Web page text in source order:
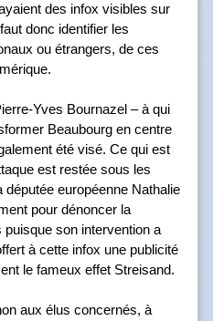
des infox visibles sur
donc identifier les
ou étrangers, de ces
Yves Bournazel – à qui
Beaubourg en centre
été visé. Ce qui est
est restée sous les
députée européenne Nathalie
pour dénoncer la
puisque son intervention a
à cette infox une publicité
le fameux effet Streisand.
aux élus concernés, à